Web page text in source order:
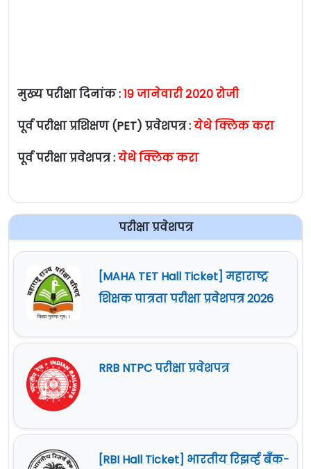
मुख्य परीक्षा दिनांक :१९ जानेवारी २०२० रोजी
पूर्व परीक्षा प्रशिक्षण (PET) प्रवेशपत्र :येथे क्लिक करा
पूर्व परीक्षा प्रवेशपत्र :येथे क्लिक करा
परीक्षा प्रवेशपत्र
[MAHA TET Hall Ticket] महाराष्ट्र
शिक्षक पात्रता परीक्षा प्रवेशपत्र 2026
RRB NTPC परीक्षा प्रवेशपत्र
[RBI Hall Ticket] भारतीय रिझर्व्ह बँक-